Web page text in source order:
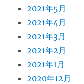
2021年5月
2021年4月
2021年3月
2021年2月
2021年1月
2020年12月